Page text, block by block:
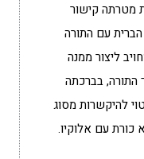
מטרתה קישור
עם התורה
ליצור ממנה
התורה, בברכתה
להיקשרות מסוג
כורת עם אלוקיו.